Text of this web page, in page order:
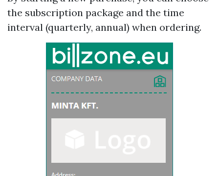
the subscription package and the time
interval (quarterly, annual) when ordering.